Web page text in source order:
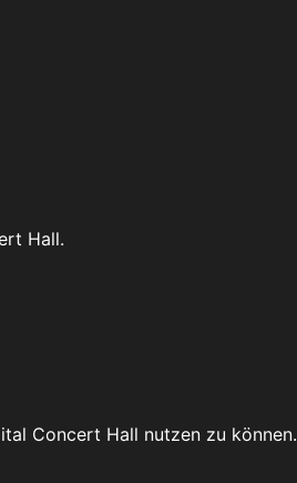
Hall.
Concert Hall nutzen zu können.